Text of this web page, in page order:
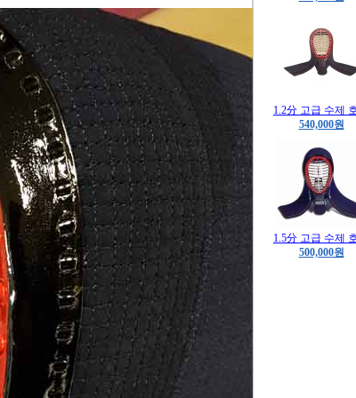
1.2分 고급 수제
540,000원
1.5分 고급 수제
500,000원